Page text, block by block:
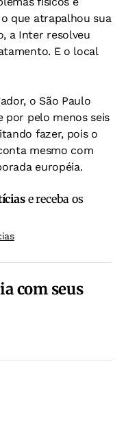
que atrapalhou sua
a Inter resolveu
E o local
o São Paulo
por pelo menos seis
fazer, pois o
mesmo com
européia.
e receba os
com seus